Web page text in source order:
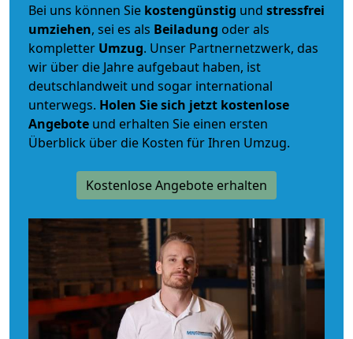
Bei uns können Sie kostengünstig und stressfrei
umziehen, sei es als Beiladung oder als
kompletter Umzug. Unser Partnernetzwerk, das
wir über die Jahre aufgebaut haben, ist
deutschlandweit und sogar international
unterwegs. Holen Sie sich jetzt kostenlose
Angebote und erhalten Sie einen ersten
Überblick über die Kosten für Ihren Umzug.
Kostenlose Angebote erhalten